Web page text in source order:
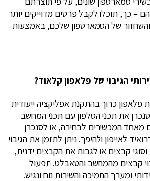
– כך, תוכלו לקבל פרטים מדוייקים יותר
והשחזור של הסמארטפון שלכם, באמצעות
הגיבוי של פלאפון קלאוד?
פלאפון כרוך בהתקנת אפליקציה ייעודית
את תכני הטלפון עם תכני המחשב
מאחד המכשירים לבחירה, או לסנכרן
לאייפון ולהיפך. ניתן לתזמן את הגיבוי
קבצים או לגבות את הקבצים ידנית,
קבצים מהמחשב והטאבלט. תפעול
ומערך התמיכה והשירות נוח ונגיש.